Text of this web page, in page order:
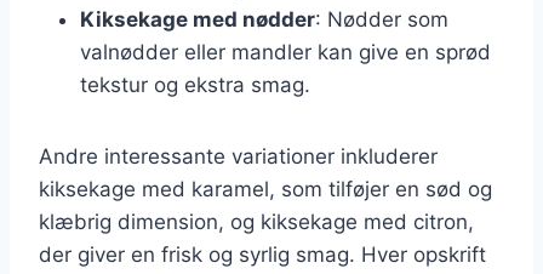
Kiksekage med nødder: Nødder som
valnødder eller mandler kan give en sprød
tekstur og ekstra smag.
Andre interessante variationer inkluderer
kiksekage med karamel, som tilføjer en sød og
klæbrig dimension, og kiksekage med citron,
der giver en frisk og syrlig smag. Hver opskrift